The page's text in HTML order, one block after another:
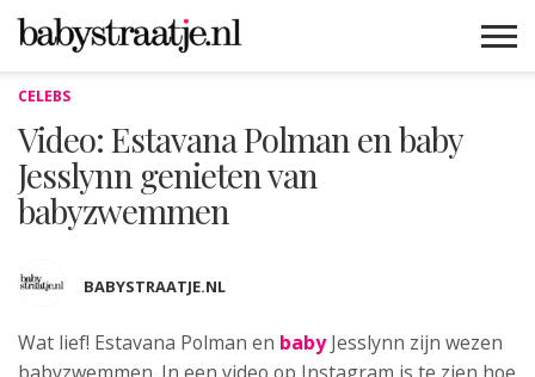
CELEBS
Video: Estavana Polman en baby
Jesslynn genieten van
babyzwemmen
BABYSTRAATJE.NL
Wat lief! Estavana Polman en babyJesslynn zijn wezen